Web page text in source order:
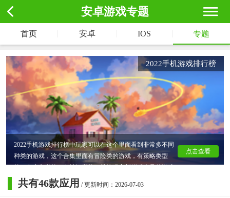
安卓游戏专题
首页 安卓 IOS 专题
2022手机游戏排行榜
2022手机游戏排行榜中玩家可以在这个里面看到非常多不同
种类的游戏，这个合集里面有冒险类的游戏，有策略类型
体验。玩家想玩什么类型的都可以在这个里面找到，而且都
是最新的游戏，玩起来非常的顺畅，非常的爽哦，快下载体
点击查看
共有46款应用 / 更新时间：2026-07-03